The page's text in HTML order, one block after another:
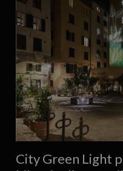
City Green Light